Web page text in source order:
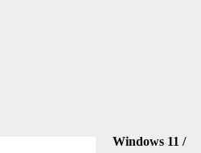
Windows 11 /